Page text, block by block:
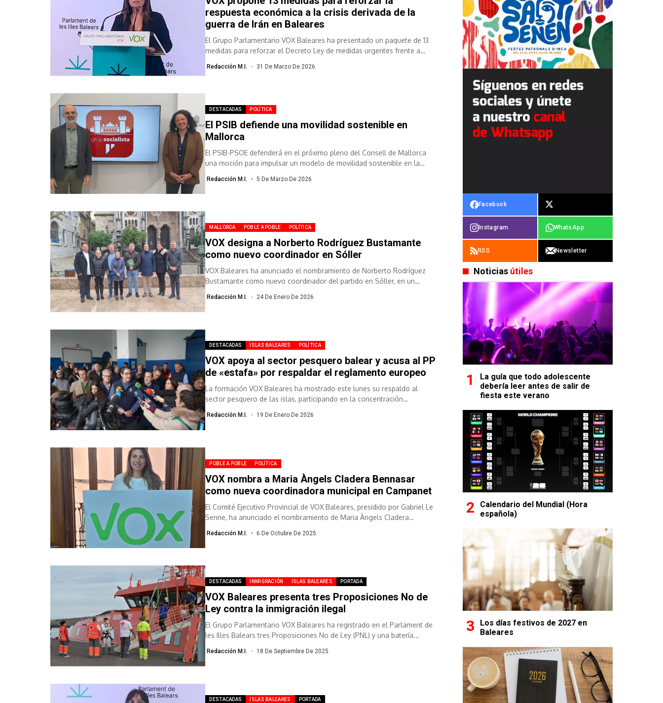
respuesta económica a la crisis derivada de la
guerra de Irán en Baleares
El Grupo Parlamentario VOX Baleares ha presentado un paquete de 13
medidas para reforzar el Decreto Ley de medidas urgentes frente a
Redacción M.I. 31 De Marzo De 2026
DESTACADAS POLÍTICA
El PSIB defiende una movilidad sostenible en
Mallorca
El PSIB-PSOE defenderá en el próximo pleno del Consell de Mallorca
una moción para impulsar un modelo de movilidad sostenible en la
Redacción M.I. 5 De Marzo De 2026
MALLORCA POBLE A POBLE POLÍTICA
VOX designa a Norberto Rodríguez Bustamante
como nuevo coordinador en Sóller
VOX Baleares ha anunciado el nombramiento de Norberto Rodríguez
Bustamante como nuevo coordinador del partido en Sóller, en un
Redacción M.I. 24 De Enero De 2026
DESTACADAS ISLAS BALEARES POLÍTICA
VOX apoya al sector pesquero balear y acusa al PP
de «estafa» por respaldar el reglamento europeo
La formación VOX Baleares ha mostrado este lunes su respaldo al
sector pesquero de las islas, participando en la concentración
Redacción M.I. 19 De Enero De 2026
POBLE A POBLE POLÍTICA
VOX nombra a Maria Àngels Cladera Bennasar
como nueva coordinadora municipal en Campanet
El Comité Ejecutivo Provincial de VOX Baleares, presidido por Gabriel Le
Senne, ha anunciado el nombramiento de Maria Àngels Cladera
Redacción M.I. 6 De Octubre De 2025
DESTACADAS INMIGRACIÓN ISLAS BALEARES PORTADA
VOX Baleares presenta tres Proposiciones No de
Ley contra la inmigración ilegal
El Grupo Parlamentario VOX Baleares ha registrado en el Parlament de
les Illes Balears tres Proposiciones No de Ley (PNL) y una batería...
Redacción M.I. 18 De Septiembre De 2025
DESTACADAS ISLAS BALEARES PORTADA
Facebook
Instagram WhatsApp
RSS Newsletter
Noticias útiles
La guía que todo adolescente
debería leer antes de salir de
fiesta este verano
Calendario del Mundial (Hora
española)
Los días festivos de 2027 en
Baleares